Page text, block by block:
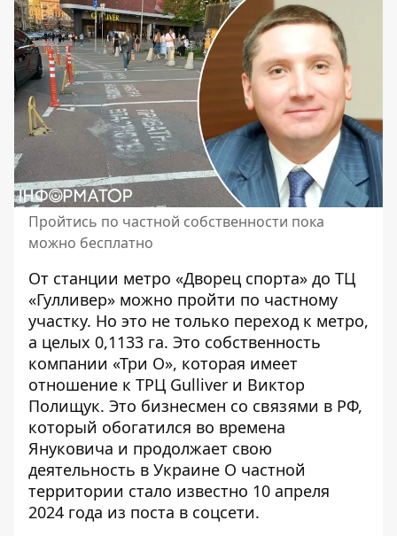
Пройтись по частной собственности пока
можно бесплатно
От станции метро «Дворец спорта» до ТЦ
«Гулливер» можно пройти по частному
участку. Но это не только переход к метро,
​​а целых 0,1133 га. Это собственность
компании «Три О», которая имеет
отношение к ТРЦ Gulliver и Виктор
Полищук. Это бизнесмен со связями в РФ,
который обогатился во времена
Януковича и продолжает свою
деятельность в Украине О частной
территории стало известно 10 апреля
2024 года из поста в соцсети.